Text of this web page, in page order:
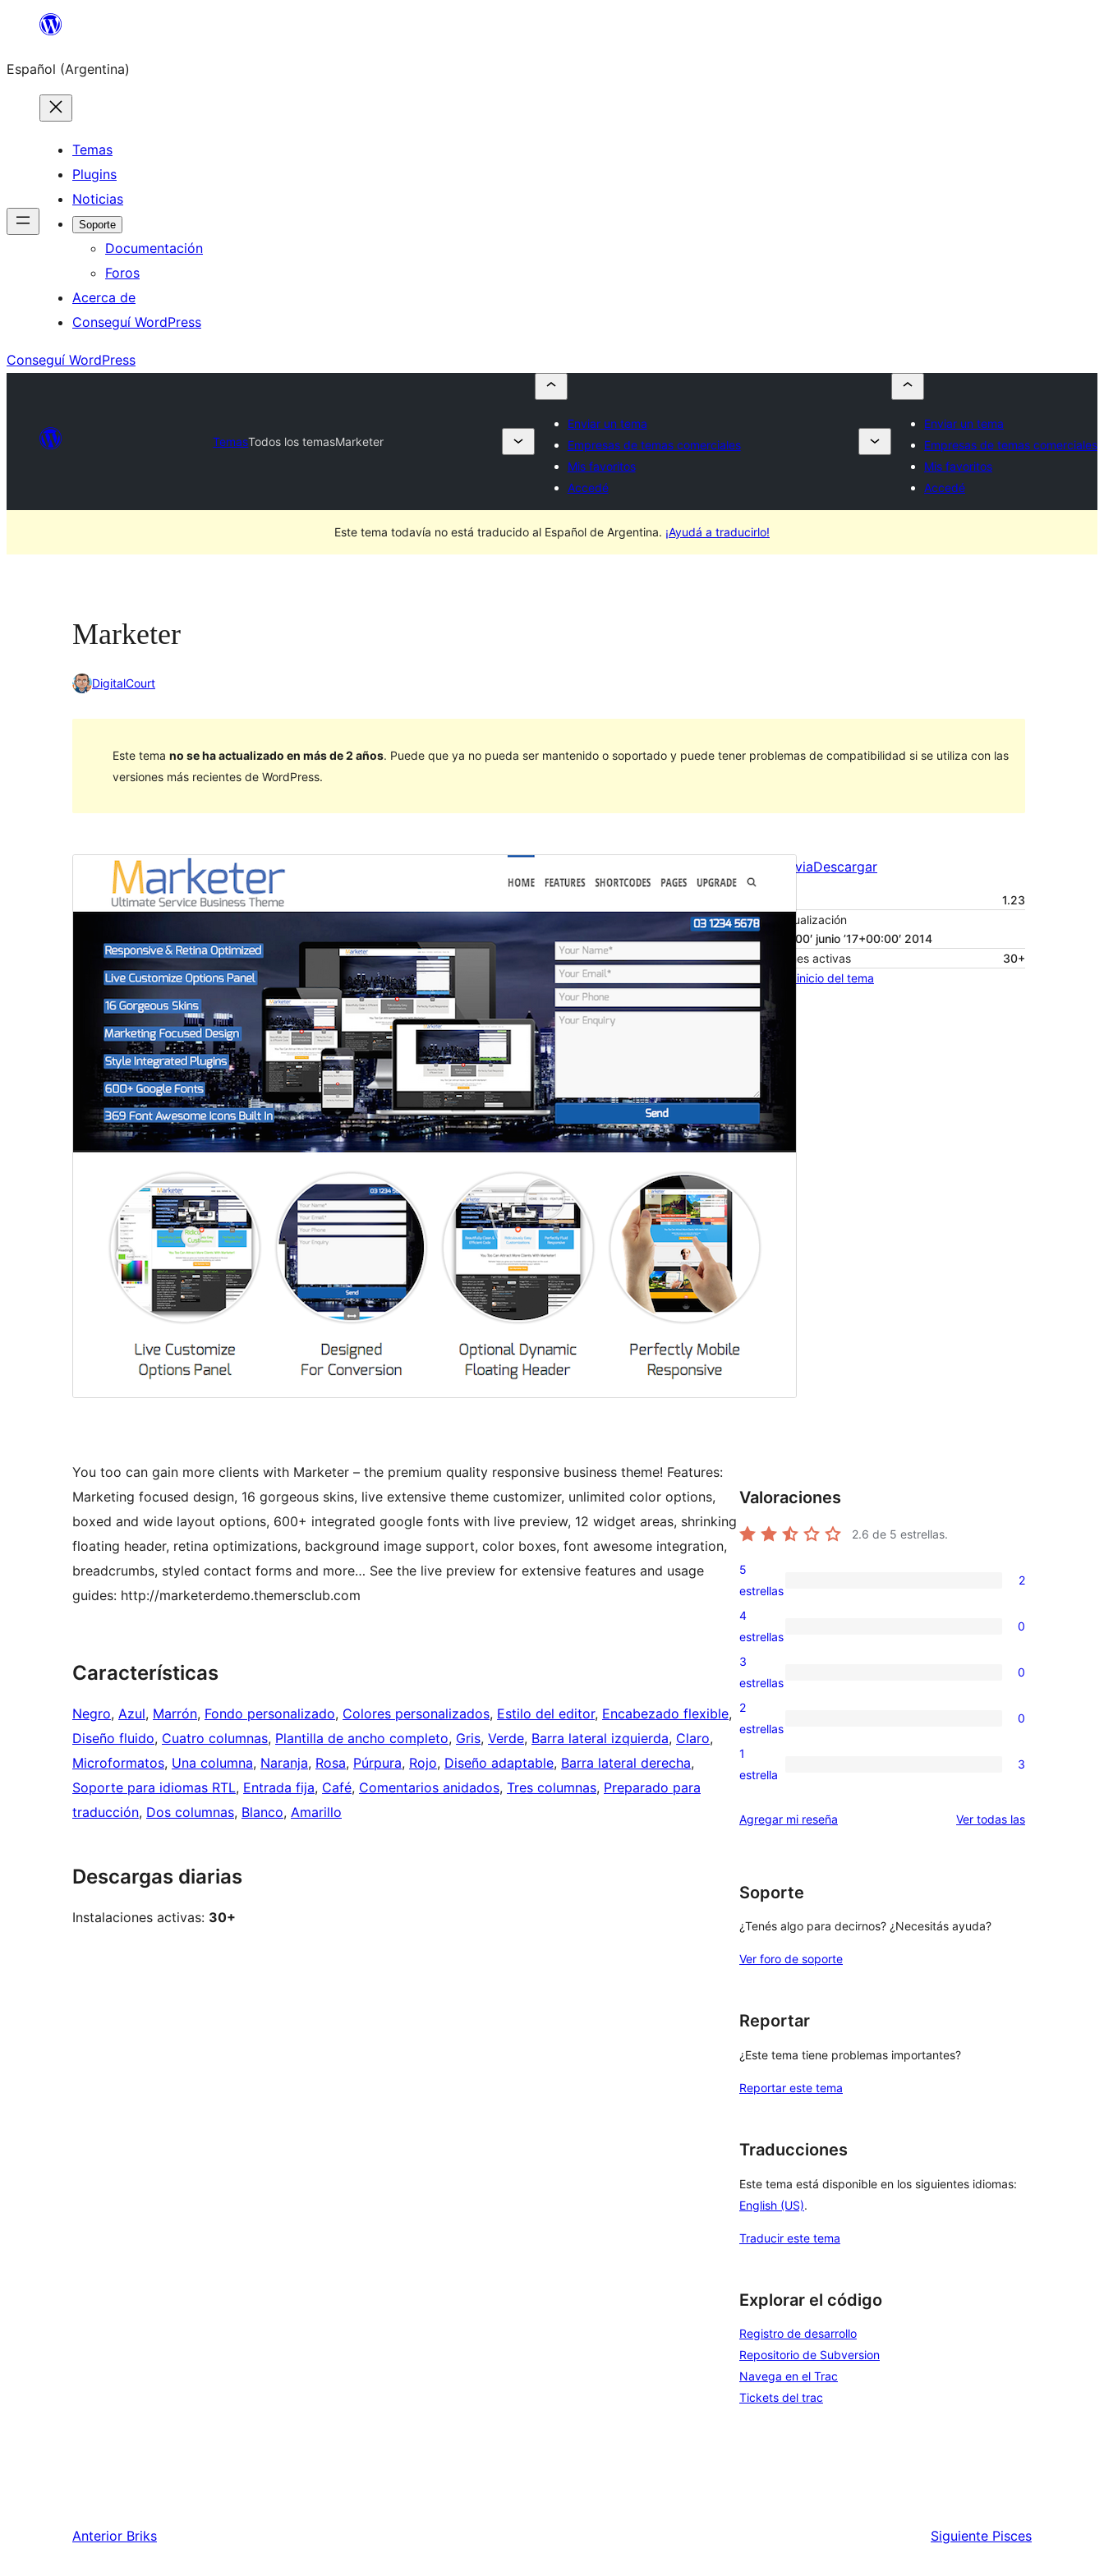
Saltar
contenido
Español (Argentina)
Temas
Plugins
Noticias
Soporte
Documentación
Foros
Acerca de
Conseguí WordPress
Conseguí WordPress
TemasTodos los temasMarketer
Enviar un tema
Empresas de temas comerciales
Mis favoritos
Accedé
Enviar un tema
Empresas de temas comerciales
Mis favoritos
Accedé
Este tema todavía no está traducido al Español de Argentina. ¡Ayudá a traducirlo!
Marketer
DigitalCourt
Este tema no se ha actualizado en más de 2 años. Puede que ya no pueda ser mantenido o soportado y puede tener problemas de compatibilidad si se utiliza con las
versiones más recientes de WordPress.
Vista previaDescargar
1.23
Última actualización
17 ’17+00:00′ junio ’17+00:00′ 2014
Instalaciones activas
30+
Página de inicio del tema
You too can gain more clients with Marketer – the premium quality responsive business theme! Features:
Marketing focused design, 16 gorgeous skins, live extensive theme customizer, unlimited color options,
boxed and wide layout options, 600+ integrated google fonts with live preview, 12 widget areas, shrinking
floating header, retina optimizations, background image support, color boxes, font awesome integration,
breadcrumbs, styled contact forms and more… See the live preview for extensive features and usage
guides: http://marketerdemo.themersclub.com
Características
Negro, Azul, Marrón, Fondo personalizado, Colores personalizados, Estilo del editor, Encabezado flexible
Diseño fluido, Cuatro columnas, Plantilla de ancho completo, Gris, Verde, Barra lateral izquierda, Claro
Microformatos, Una columna, Naranja, Rosa, Púrpura, Rojo, Diseño adaptable, Barra lateral derecha
Soporte para idiomas RTL, Entrada fija, Café, Comentarios anidados, Tres columnas, Preparado para
traducción, Dos columnas, Blanco, Amarillo
Descargas diarias
Instalaciones activas: 30+
Valoraciones
2.6 de 5 estrellas.
2
valoraciones
de
5
estrellas
2
0
valoraciones
de
4
estrellas
0
0
valoraciones
de
3
estrellas
0
0
valoraciones
de
estrellas
2
estrellas
0
3
de
1
estrella
3
Agregar mi reseña Ver todas lasreseñas
Soporte
¿Tenés algo para decirnos? ¿Necesitás ayuda?
Ver foro de soporte
Reportar
¿Este tema tiene problemas importantes?
Reportar este tema
Traducciones
Este tema está disponible en los siguientes idiomas:
English (US).
Traducir este tema
Explorar el código
Registro de desarrollo
Repositorio de Subversion
Navega en el Trac
Tickets del trac
Anterior Briks Siguiente Pisces